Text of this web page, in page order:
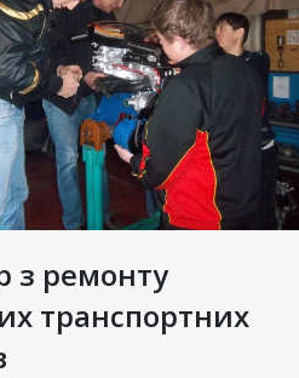
з ремонту
транспортних